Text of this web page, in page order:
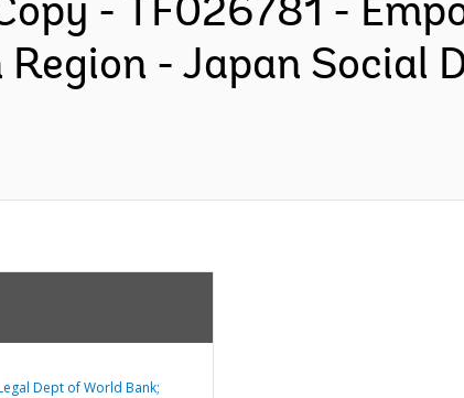
- TF026781 -
- Japan Social
Dept of World Bank;